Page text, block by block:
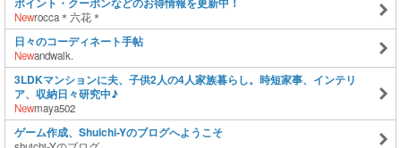
Newrocca＊六花＊
日々のコーディネート手帖
Newandwalk.
3LDKマンションに夫、子供2人の4人家族暮らし。時短家事、インテリ
ア、収納日々研究中♪
Newmaya502
ゲーム作成、Shuichi-Yのブログへようこそ